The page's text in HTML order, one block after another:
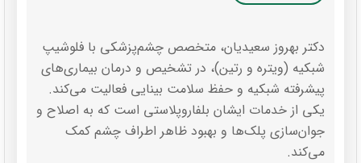
دکتر بهروز سعیدیان، متخصص چشم‌پزشکی با فلوشیپ
شبکیه (ویتره و رتین)، در تشخیص و درمان بیماری‌های
پیشرفته شبکیه و حفظ سلامت بینایی فعالیت می‌کند.
یکی از خدمات ایشان بلفاروپلاستی است که به اصلاح و
جوان‌سازی پلک‌ها و بهبود ظاهر اطراف چشم کمک
می‌کند.